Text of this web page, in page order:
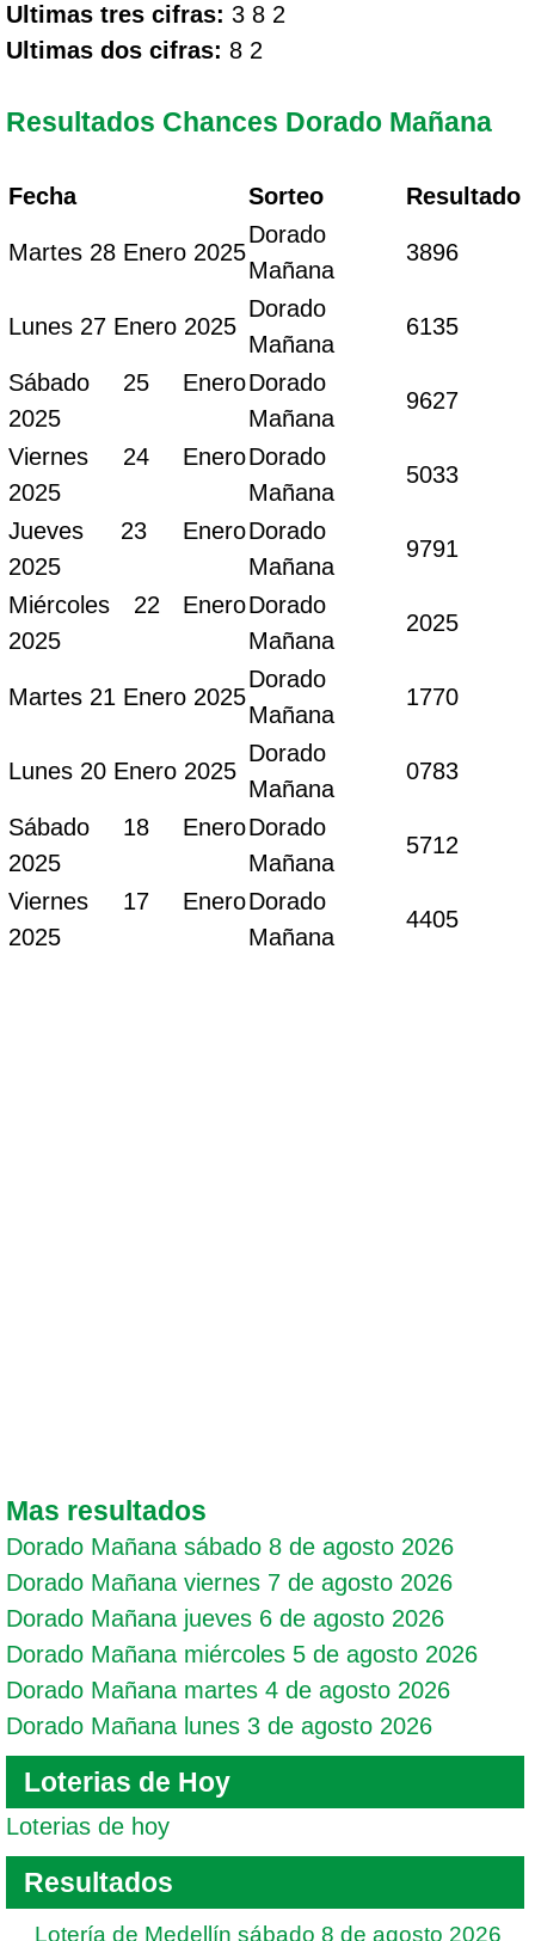
Ultimas tres cifras: 3 8 2
Ultimas dos cifras: 8 2
Resultados Chances Dorado Mañana
Fecha Sorteo Resultado
Martes 28 Enero 2025
Dorado
Mañana
3896
Lunes 27 Enero 2025
Dorado
Mañana
6135
Sábado 25 Enero
2025
Dorado
Mañana
9627
Viernes 24 Enero
2025
Dorado
Mañana
5033
Jueves 23 Enero
2025
Dorado
Mañana
9791
Miércoles 22 Enero
2025
Dorado
Mañana
2025
Martes 21 Enero 2025
Dorado
Mañana
1770
Lunes 20 Enero 2025
Dorado
Mañana
0783
Sábado 18 Enero
2025
Dorado
Mañana
5712
Viernes 17 Enero
2025
Dorado
Mañana
4405
Mas resultados
Dorado Mañana sábado 8 de agosto 2026
Dorado Mañana viernes 7 de agosto 2026
Dorado Mañana jueves 6 de agosto 2026
Dorado Mañana miércoles 5 de agosto 2026
Dorado Mañana martes 4 de agosto 2026
Dorado Mañana lunes 3 de agosto 2026
Loterias de Hoy
Loterias de hoy
Resultados
Lotería de Medellín sábado 8 de agosto 2026